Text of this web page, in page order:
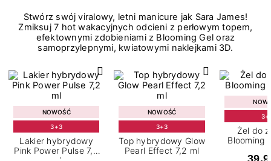
Stwórz swój viralowy, letni manicure jak Sara James!
Zmiksuj 7 hot wakacyjnych odcieni z perłowym topem,
efektownymi zdobieniami z Blooming Gel oraz
samoprzylepnymi, kwiatowymi naklejkami 3D.
NOWOŚĆ
3+3
Lakier hybrydowy
Pink Power Pulse 7,2
NOWOŚĆ
3+3
Top hybrydowy Glow
Pearl Effect 7,2 ml
Żel do
Blooming